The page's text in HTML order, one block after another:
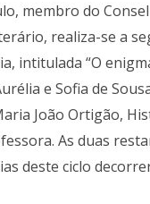
membro do
realiza-se a
intitulada “O
e Sofia de
João Ortigão,
As duas
deste ciclo